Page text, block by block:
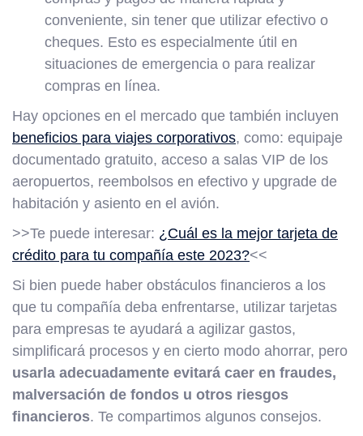
conveniente, sin tener que utilizar efectivo o
cheques. Esto es especialmente útil en
situaciones de emergencia o para realizar
compras en línea.
Hay opciones en el mercado que también incluyen
beneficios para viajes corporativos, como: equipaje
documentado gratuito, acceso a salas VIP de los
aeropuertos, reembolsos en efectivo y upgrade de
habitación y asiento en el avión.
>>Te puede interesar: ¿Cuál es la mejor tarjeta de
crédito para tu compañía este 2023?<<
Si bien puede haber obstáculos financieros a los
que tu compañía deba enfrentarse, utilizar tarjetas
para empresas te ayudará a agilizar gastos,
simplificará procesos y en cierto modo ahorrar, pero
usarla adecuadamente evitará caer en fraudes,
malversación de fondos u otros riesgos
financieros. Te compartimos algunos consejos.